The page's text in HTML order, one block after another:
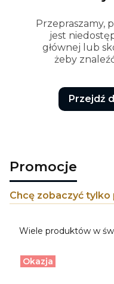
Przepraszamy,
jest
głównej lub
żeby
Przejdź
Promocje
Chcę zobaczyć
Wiele produktów w
Okazja